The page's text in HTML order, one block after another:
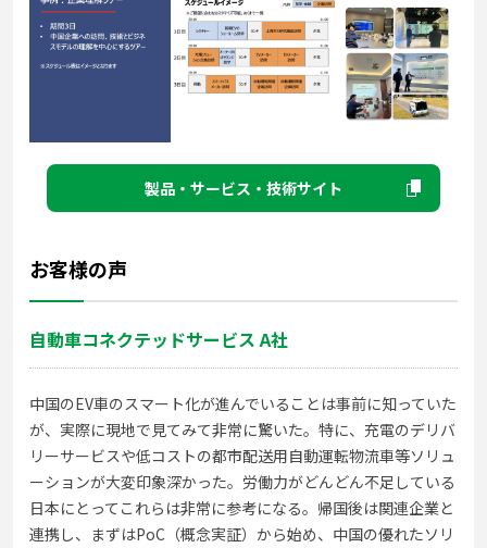
製品・サービス・技術サイト
お客様の声
自動車コネクテッドサービス A社
中国のEV車のスマート化が進んでいることは事前に知っていた
が、実際に現地で見てみて非常に驚いた。特に、充電のデリバ
リーサービスや低コストの都市配送用自動運転物流車等ソリュ
ーションが大変印象深かった。労働力がどんどん不足している
日本にとってこれらは非常に参考になる。帰国後は関連企業と
連携し、まずはPoC（概念実証）から始め、中国の優れたソリ